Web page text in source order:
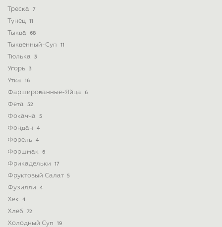
Треска 7
Тунец 11
Тыква 68
Тыквенный-Суп 11
Тюлька 3
Угорь 3
Утка 16
Фаршированные-Яйца 6
Фета 52
Фокачча 5
Фондан 4
Форель 4
Форшмак 6
Фрикадельки 17
Фруктовый Салат 5
Фузилли 4
Хек 4
Хлеб 72
Холодный Суп 19